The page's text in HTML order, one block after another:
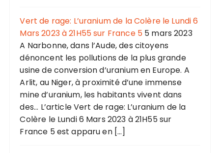
Vert de rage: L’uranium de la Colère le Lundi 6
Mars 2023 à 21H55 sur France 5 5 mars 2023
A Narbonne, dans l’Aude, des citoyens
dénoncent les pollutions de la plus grande
usine de conversion d’uranium en Europe. A
Arlit, au Niger, à proximité d’une immense
mine d’uranium, les habitants vivent dans
des... L’article Vert de rage: L’uranium de la
Colère le Lundi 6 Mars 2023 à 21H55 sur
France 5 est apparu en […]